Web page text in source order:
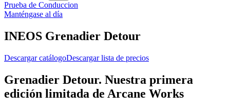
Prueba de Conduccion
Manténgase al día
INEOS Grenadier Detour
Descargar catálogoDescargar lista de precios
Grenadier Detour. Nuestra primera
edición limitada de Arcane Works